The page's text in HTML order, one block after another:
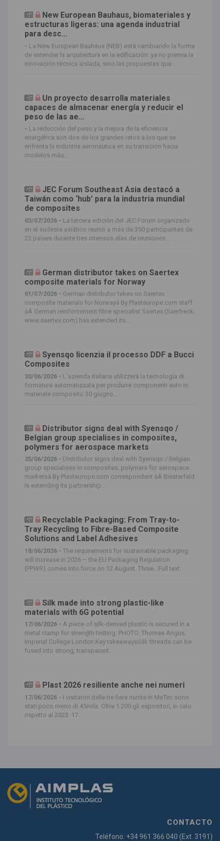
New European Bauhaus, biomateriales y
estructuras ligeras: una agenda industrial
para desc...
- La New European Bauhaus (NEB) está cambiando la forma
de entender la arquitectura en la edificación: ya no premia la
innovación técnica aislada, sino las propuestas que...
Un proyecto desarrolla materiales
capaces de almacenar energía y reducir el
peso de las ae...
- La reducción del peso y la mejora de la eficiencia
energética son dos de los grandes retos a los que se
enfrenta la industria aeronáutica en su transición hacia
modelos más...
JEC Forum Southeast Asia destacó a
Taiwán como ‘hub’ para la industria mundial
de composites
03/07/2026 - La tercera edición del JEC Forum organizado
en el sudeste asiático reunió a más de 350 participantes de
22 países durante tres intensos días de reuniones...
German distributor takes on Saertex
composite materials for Norway
01/07/2026 - German distributor takes on Saertex
composite materials for Norwayâ By Plasteurope.com staff
âÂ German reinforcement fibre specialist Saertex (Saerbeck;
www.saertex.com) has extended its...
Syensqo licenzia il processo DDF a Bucci
Composites
30/06/2026 - L'azienda italiana utilizzerà la tecnologia di
formatura automatizzata per produrre componenti auto in
materiale composito 30 giugno...
Distributor signs deal with Syensqo /
Belgian group specialises in composites,
polymers for aerospace markets
25/06/2026 - Distributor signs deal with Syensqo / Belgian
group specialises in composites, polymers for aerospace
marketsâ By Plasteurope.com correspondent âÂ Biesterfeld
is extending its partnership...
Recyclable Packaging: From Tray-to-
Tray Recycling to Fibre-Based Composite
Solutions and Label Adhesives
18/06/2026 - The requirements for sustainable packaging
will increase in 2026 – the EU Packaging Regulation
(PPWR) comes into force on 12 August. Three…Full text:
Silk made into strong plastic-like
materials with 6G potential
17/06/2026 - A piece of silk-derived plastic is secured in a
metal clamp for strength testing. PHOTO: Thomas Angus,
Imperial College London.Key takeawaysSilk threads can be
fused into strong, transparent...
Plast 2026 resiliente anche nei numeri
17/06/2026 - I visitatori delle tre fiere riunite in MaTec sono
stati poco meno di 45mila. Oltre 1.200 gli espositori, in calo
rispetto al 2023. 17...
CONTACTO
Teléfono: +34 961 366 040 (Ext. 3191)